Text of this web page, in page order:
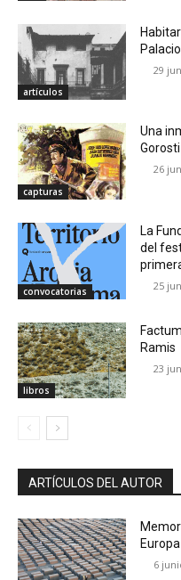
artículos
29
capturas
Una
26
convocatorias
La
del
25
libros
Ramis
23
ARTÍCULOS DEL AUTOR
6